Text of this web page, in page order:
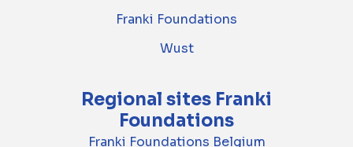
Franki Foundations
Wust
Regional sites Franki
Foundations
Franki Foundations Belgium